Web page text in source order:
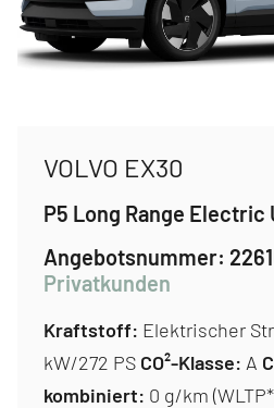
VOLVO EX30
P5 Long Range Electric
Angebotsnummer:
Privatkunden
Kraftstoff: Elektrischer
kW/272 PS CO²-Klasse: A
kombiniert: 0 g/km